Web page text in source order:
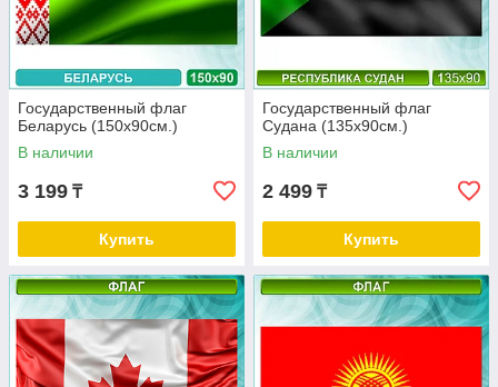
Государственный флаг
Беларусь (150х90см.)
В наличии
3 199 ₸
Купить
Государственный флаг
Судана (135х90см.)
В наличии
2 499 ₸
Купить